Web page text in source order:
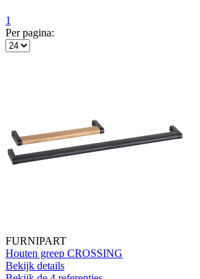
1
Per pagina:
FURNIPART
Houten greep CROSSING
Bekijk details